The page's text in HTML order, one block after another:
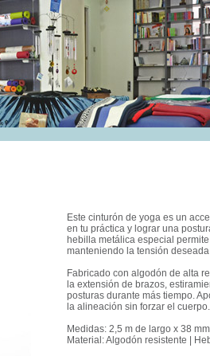
Este cinturón de yoga es un
en tu práctica y lograr una
hebilla metálica especial
manteniendo la tensión
Fabricado con algodón de alta
la extensión de brazos,
posturas durante más tiempo.
la alineación sin forzar el cuerpo.
Medidas: 2,5 m de largo x 38
Material: Algodón resistente |